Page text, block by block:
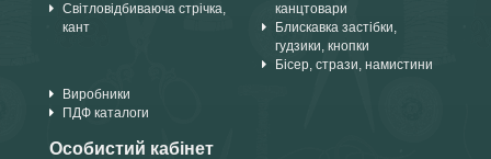
Світловідбиваюча стрічка,
кант
канцтовари
Блискавка застібки,
гудзики, кнопки
Бісер, стрази, намистини
Виробники
ПДФ каталоги
Особистий кабінет